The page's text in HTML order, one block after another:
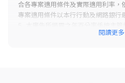
合各專案適用條件及實際適用利率，
專案適用條件以本行行動及網路銀行
以計算，實際貸款條件，仍以銀行提
閱讀更多